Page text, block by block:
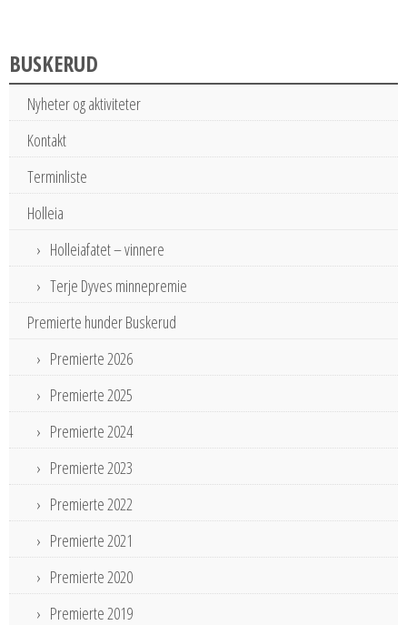
BUSKERUD
Nyheter og aktiviteter
Kontakt
Terminliste
Holleia
Holleiafatet – vinnere
Terje Dyves minnepremie
Premierte hunder Buskerud
Premierte 2026
Premierte 2025
Premierte 2024
Premierte 2023
Premierte 2022
Premierte 2021
Premierte 2020
Premierte 2019